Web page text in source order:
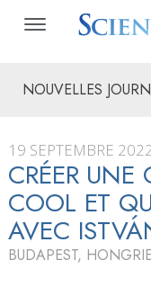
NOUVELLES
19 SEPTEMBRE
CRÉER UNE
COOL ET
AVEC
BUDAPEST, HONGRIE